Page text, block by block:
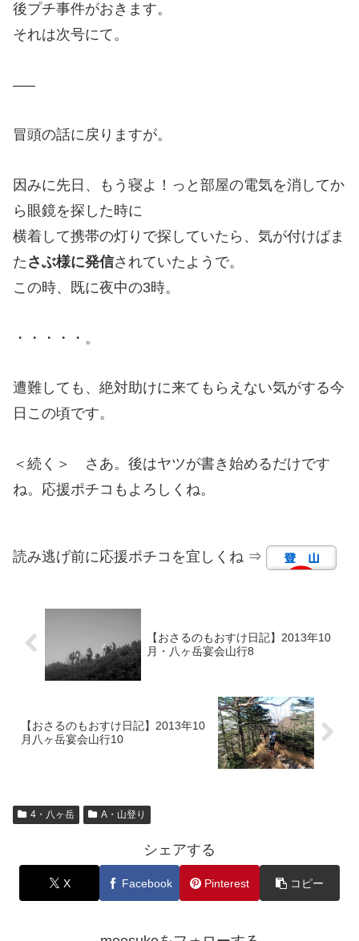
後プチ事件がおきます。
それは次号にて。
—–
冒頭の話に戻りますが。
因みに先日、もう寝よ！っと部屋の電気を消してか
ら眼鏡を探した時に
横着して携帯の灯りで探していたら、気が付けばま
た さぶ様に発信されていたようで。
この時、既に夜中の3時。
・・・・・。
遭難しても、絶対助けに来てもらえない気がする今
日この頃です。
＜続く＞ さあ。後はヤツが書き始めるだけです
ね。応援ポチコもよろしくね。
読み逃げ前に応援ポチコを宜しくね ⇒
【おさるのもおすけ日記】2013年10
月・八ヶ岳宴会山行8
【おさるのもおすけ日記】2013年10
月八ヶ岳宴会山行10
4・八ヶ岳 A・山登り
シェアする
X Facebook Pinterest コピー